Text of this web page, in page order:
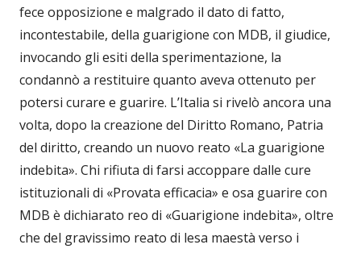
fece opposizione e malgrado il dato di fatto,
incontestabile, della guarigione con MDB, il giudice,
invocando gli esiti della sperimentazione, la
condannò a restituire quanto aveva ottenuto per
potersi curare e guarire. L’Italia si rivelò ancora una
volta, dopo la creazione del Diritto Romano, Patria
del diritto, creando un nuovo reato «La guarigione
indebita». Chi rifiuta di farsi accoppare dalle cure
istituzionali di «Provata efficacia» e osa guarire con
MDB è dichiarato reo di «Guarigione indebita», oltre
che del gravissimo reato di lesa maestà verso i